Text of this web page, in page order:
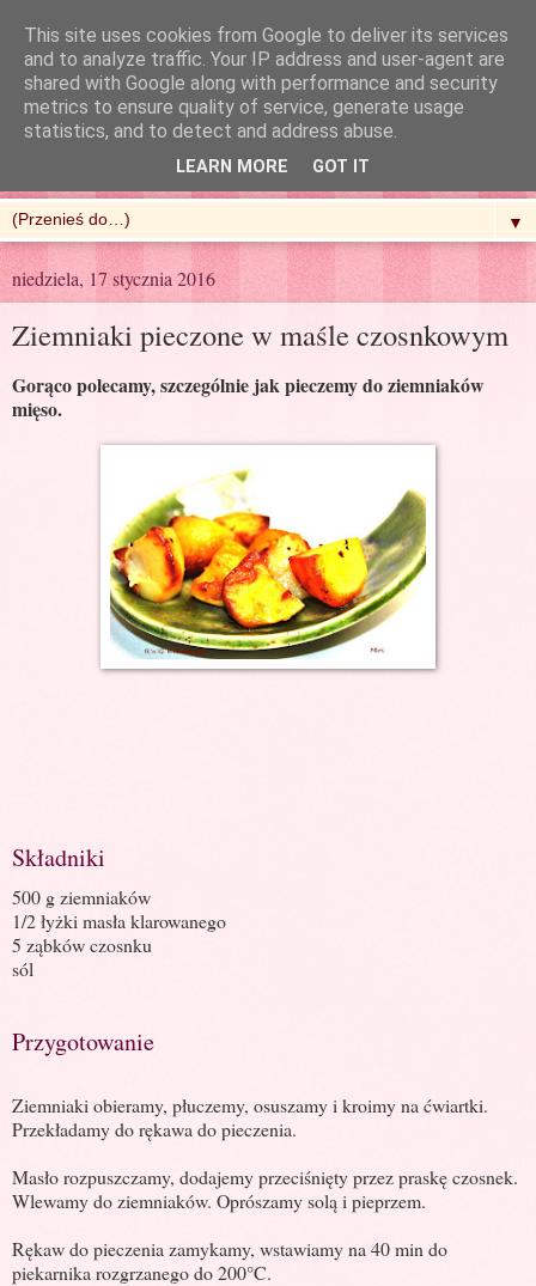
R'n'G Kitchen
▼
niedziela, 17 stycznia 2016
Ziemniaki pieczone w maśle czosnkowym
Gorąco polecamy, szczególnie jak pieczemy do ziemniaków
mięso.
Składniki
500 g ziemniaków
1/2 łyżki masła klarowanego
5 ząbków czosnku
sól
Przygotowanie
Ziemniaki obieramy, płuczemy, osuszamy i kroimy na ćwiartki.
Przekładamy do rękawa do pieczenia.
Masło rozpuszczamy, dodajemy przeciśnięty przez praskę czosnek.
Wlewamy do ziemniaków. Oprószamy solą i pieprzem.
Rękaw do pieczenia zamykamy, wstawiamy na 40 min do
piekarnika rozgrzanego do 200°C.
This site uses cookies from Google to deliver its services
and to analyze traffic. Your IP address and user-agent are
shared with Google along with performance and security
metrics to ensure quality of service, generate usage
statistics, and to detect and address abuse.
LEARN MORE GOT IT